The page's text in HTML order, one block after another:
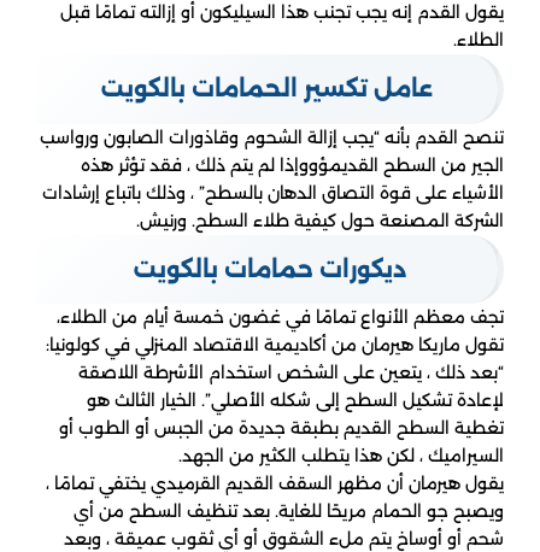
يقول القدم إنه يجب تجنب هذا السيليكون أو إزالته تمامًا قبل
الطلاء.
عامل تكسير الحمامات بالكويت
تنصح القدم بأنه “يجب إزالة الشحوم وقاذورات الصابون ورواسب
الجير من السطح القديمؤووإذا لم يتم ذلك ، فقد تؤثر هذه
الأشياء على قوة التصاق الدهان بالسطح” ، وذلك باتباع إرشادات
الشركة المصنعة حول كيفية طلاء السطح. ورنيش.
ديكورات حمامات بالكويت
تجف معظم الأنواع تمامًا في غضون خمسة أيام من الطلاء،
تقول ماريكا هيرمان من أكاديمية الاقتصاد المنزلي في كولونيا:
“بعد ذلك ، يتعين على الشخص استخدام الأشرطة اللاصقة
لإعادة تشكيل السطح إلى شكله الأصلي”. الخيار الثالث هو
تغطية السطح القديم بطبقة جديدة من الجبس أو الطوب أو
السيراميك ، لكن هذا يتطلب الكثير من الجهد.
يقول هيرمان أن مظهر السقف القديم القرميدي يختفي تمامًا ،
ويصبح جو الحمام مريحًا للغاية. بعد تنظيف السطح من أي
شحم أو أوساخ يتم ملء الشقوق أو أي ثقوب عميقة ، وبعد